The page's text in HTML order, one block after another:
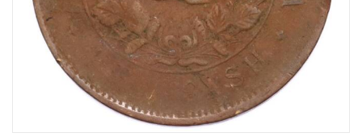
Юбилейные монеты Банка России (с 1999 года)
Памятные и инвестиционные монеты СССР и России
Иностранные монеты
Неофициальные выпуски монет (Unusual)